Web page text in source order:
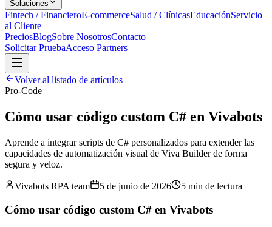
Soluciones
Fintech / FinancieroE-commerceSalud / ClínicasEducaciónServicio
al Cliente
PreciosBlogSobre NosotrosContacto
Solicitar PruebaAcceso Partners
Volver al listado de artículos
Pro-Code
Cómo usar código custom C# en Vivabots
Aprende a integrar scripts de C# personalizados para extender las
capacidades de automatización visual de Viva Builder de forma
segura y veloz.
Vivabots RPA team 5 de junio de 2026 5 min de lectura
Cómo usar código custom C# en Vivabots